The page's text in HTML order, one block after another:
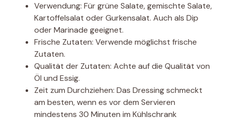
Verwendung: Für grüne Salate, gemischte Salate,
Kartoffelsalat oder Gurkensalat. Auch als Dip
oder Marinade geeignet.
Frische Zutaten: Verwende möglichst frische
Zutaten.
Qualität der Zutaten: Achte auf die Qualität von
Öl und Essig.
Zeit zum Durchziehen: Das Dressing schmeckt
am besten, wenn es vor dem Servieren
mindestens 30 Minuten im Kühlschrank